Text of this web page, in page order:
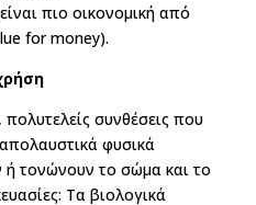
πιο οικονομική από
for money).
πολυτελείς συνθέσεις που
φυσικά
τονώνουν το σώμα και το
Τα βιολογικά